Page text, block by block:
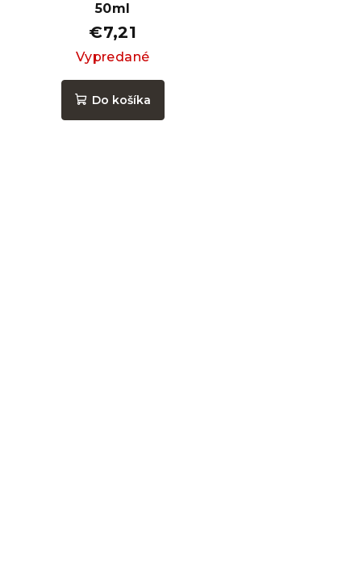
50ml
€7,21
Vypredané
Do košíka